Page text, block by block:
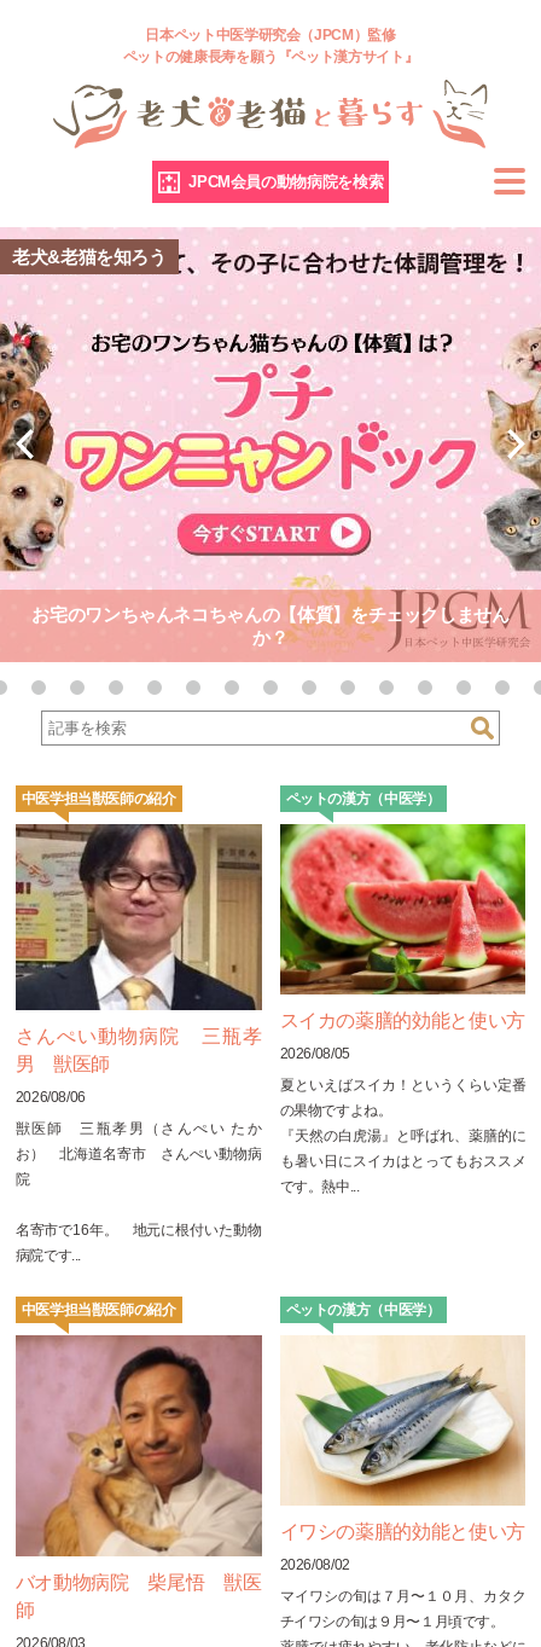
日本ペット中医学研究会（JPCM）監修
ペットの健康長寿を願う『ペット漢方サイト』
JPCM会員の動物病院を検索
老犬&老猫を知ろう
お宅のワンちゃんネコちゃんの【体質】をチェックしません
か？
中医学担当獣医師の紹介
さんぺい動物病院 三瓶孝
男 獣医師
2026/08/06
獣医師 三瓶孝男（さんぺい たか
お） 北海道名寄市 さんぺい動物病
院
名寄市で16年。 地元に根付いた動物
病院です...
ペットの漢方（中医学）
スイカの薬膳的効能と使い方
2026/08/05
夏といえばスイカ！というくらい定番
の果物ですよね。
『天然の白虎湯』と呼ばれ、薬膳的に
も暑い日にスイカはとってもおススメ
です。熱中...
中医学担当獣医師の紹介
バオ動物病院 柴尾悟 獣医
師
ペットの漢方（中医学）
イワシの薬膳的効能と使い方
2026/08/02
マイワシの旬は７月〜１０月、カタク
チイワシの旬は９月〜１月頃です。